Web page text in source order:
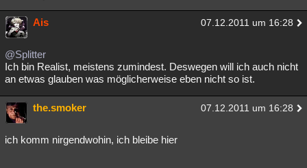
Astronomie Helpdesk Gruppen Gaming Filme
Musik
Übersichten
Besucht Teilgenommen Alle Neue Geschlossen
Lesenswert Schlüsselwörter
Ais 07.12.2011 um 16:28
@Splitter
Ich bin Realist, meistens zumindest. Deswegen will ich auch nicht
an etwas glauben was möglicherweise eben nicht so ist.
the.smoker 07.12.2011 um 16:28
ich komm nirgendwohin, ich bleibe hier